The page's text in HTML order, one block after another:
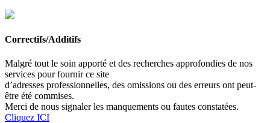
Correctifs/Additifs
Malgré tout le soin apporté et des recherches approfondies de nos
services pour fournir ce site
d’adresses professionnelles, des omissions ou des erreurs ont peut-
être été commises.
Merci de nous signaler les manquements ou fautes constatées.
Cliquez ICI